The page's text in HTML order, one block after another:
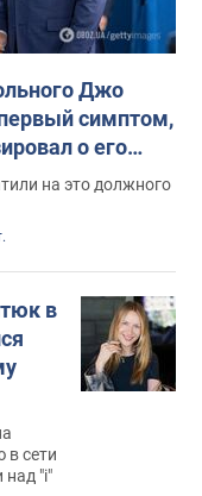
Джо
симптом,
о его
на это должного
в
сети
над "i"